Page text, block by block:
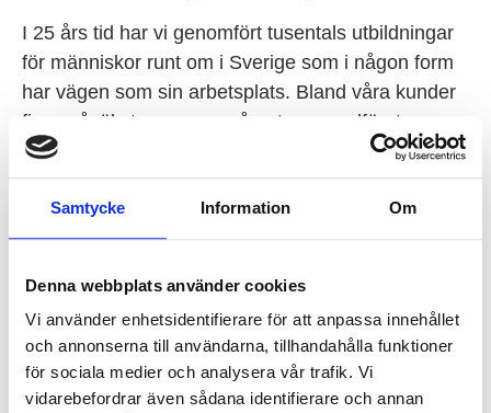
Samtycke Information Om
Denna webbplats använder cookies
Vi använder enhetsidentifierare för att anpassa innehållet
och annonserna till användarna, tillhandahålla funktioner
för sociala medier och analysera vår trafik. Vi
vidarebefordrar även sådana identifierare och annan
I 25 års tid har vi genomfört tusentals utbildningar
för människor runt om i Sverige som i någon form
har vägen som sin arbetsplats. Bland våra kunder
finns såväl stora som små entreprenadföretag,
kommuner samt statliga verk. Under 2021
utbildade vi ca 8 500 personer i branschen.
fysiskautbildningar på plats på någon av
RentSafes depåer eller på plats hos er
som du kan göra i din egen
takt från en dator eller smartphone